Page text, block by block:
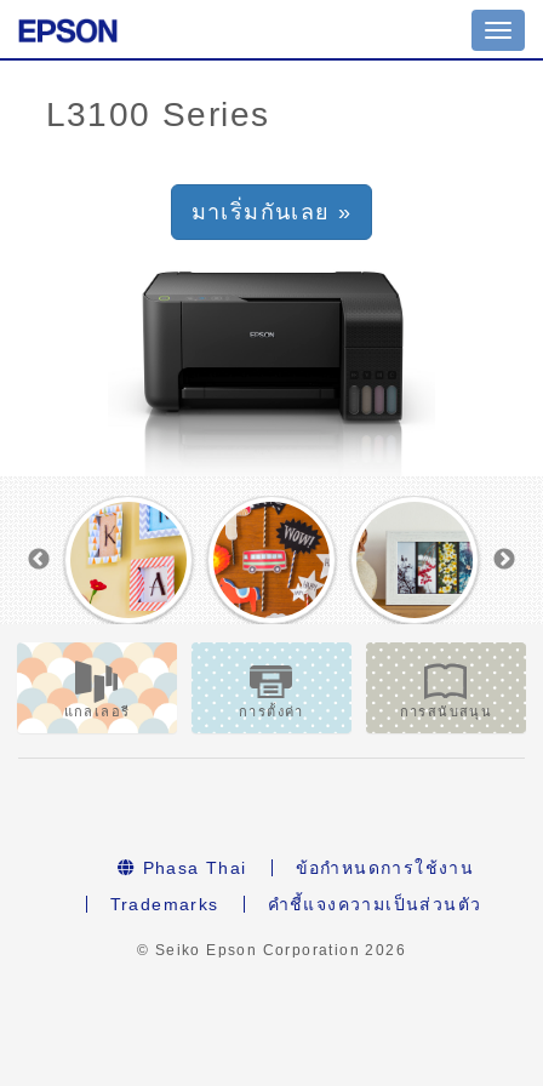
มาเริ่มกันเลย »
แกลเลอรี การตั้งค่า การสนับสนุน
Phasa Thai
ข้อกำหนดการใช้งาน
Trademarks
คำชี้แจงความเป็นส่วนตัว
© Seiko Epson Corporation2026